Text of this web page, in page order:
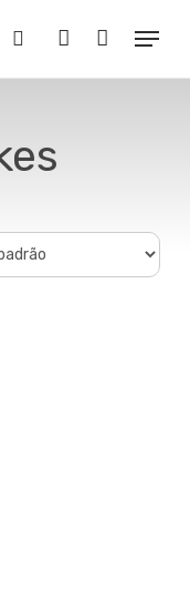
Buscar..account
Menu
Close